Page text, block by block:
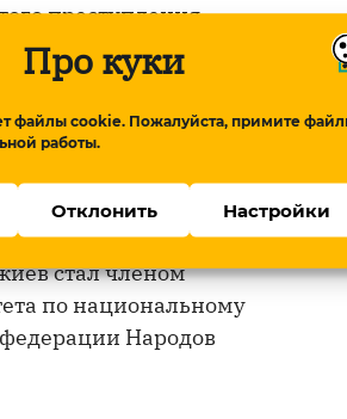
Про куки
файлы cookie. Пожалуйста, примите
работы.
Отклонить Настройки
преступления
Докузпаринского
техникума он проводил
народа,
он создал организацию
активно действовала
стал членом
по национальному
Народов